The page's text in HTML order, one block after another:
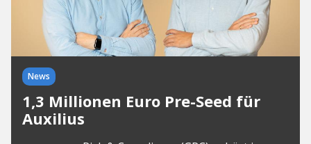
News
1,3 Millionen Euro Pre-Seed für
Auxilius